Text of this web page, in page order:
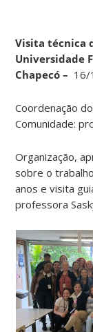
Visita técnica
Universidade
Chapecó – 16/
Coordenação
Comunidade:
Organização,
sobre o
anos e visita
professora